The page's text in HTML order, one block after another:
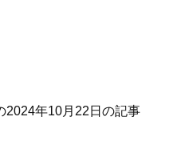
2024年10月22日の記事